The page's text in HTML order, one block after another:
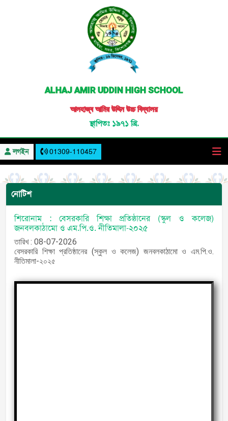
ALHAJ AMIR UDDIN HIGH SCHOOL
আলহাজ্ব আমির উদ্দিন উচ্চ বিদ্যালয়
স্থাপিতঃ ১৯৭১ খ্রি.
লগইন 01309-110457
নোটিশ
শিরোনাম : বেসরকারি শিক্ষা প্রতিষ্ঠানের (স্কুল ও কলেজ)
জনবলকাঠামো ও এম.পি.ও. নীতিমালা-২০২৫
তারিখ : 08-07-2026
বেসরকারি শিক্ষা প্রতিষ্ঠানের (স্কুল ও কলেজ) জনবলকাঠামো ও এম.পি.ও.
নীতিমালা-২০২৫